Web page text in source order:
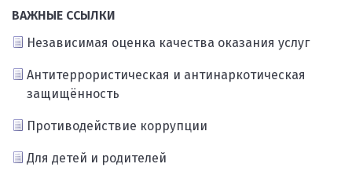
ВАЖНЫЕ ССЫЛКИ
Независимая оценка качества оказания услуг
Антитеррористическая и антинаркотическая
защищённость
Противодействие коррупции
Для детей и родителей